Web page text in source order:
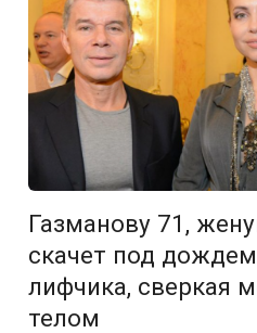
Газманову 71,
скачет под
лифчика, сверкая
телом